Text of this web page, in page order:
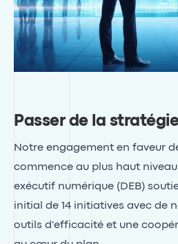
Passer de la
Notre engagement en faveur
commence au plus haut
exécutif numérique (DEB)
initial de 14 initiatives avec de
outils d'efficacité et une